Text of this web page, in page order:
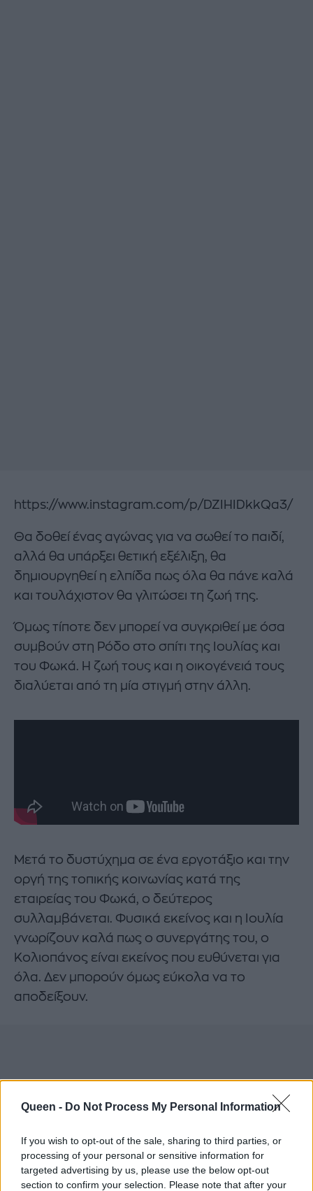
Queen - Do Not Process My Personal Information
If you wish to opt-out of the sale, sharing to third parties, or
processing of your personal or sensitive information for
targeted advertising by us, please use the below opt-out
section to confirm your selection. Please note that after your
https://www.instagram.com/p/DZIHIDkkQa3/
Θα δοθεί ένας αγώνας για να σωθεί το παιδί,
αλλά θα υπάρξει θετική εξέλιξη, θα
δημιουργηθεί η ελπίδα πως όλα θα πάνε καλά
και τουλάχιστον θα γλιτώσει τη ζωή της.
Όμως τίποτε δεν μπορεί να συγκριθεί με όσα
συμβούν στη Ρόδο στο σπίτι της Ιουλίας και
του Φωκά. Η ζωή τους και η οικογένειά τους
διαλύεται από τη μία στιγμή στην άλλη.
Μετά το δυστύχημα σε ένα εργοτάξιο και την
οργή της τοπικής κοινωνίας κατά της
εταιρείας του Φωκά, ο δεύτερος
συλλαμβάνεται. Φυσικά εκείνος και η Ιουλία
γνωρίζουν καλά πως ο συνεργάτης του, ο
Κολιοπάνος είναι εκείνος που ευθύνεται για
όλα. Δεν μπορούν όμως εύκολα να το
αποδείξουν.